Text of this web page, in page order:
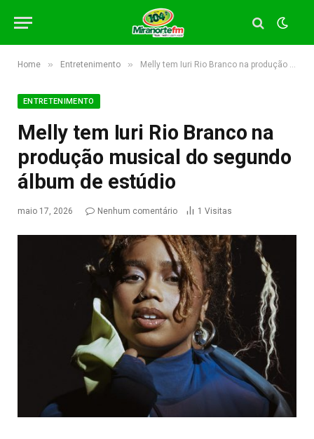
Home » Entretenimento » Melly tem Iuri Rio Branco na produção musical do segundo álbum de estúdio
ENTRETENIMENTO
Melly tem Iuri Rio Branco na
produção musical do segundo
álbum de estúdio
maio 17, 2026 Nenhum comentário 1 Visitas